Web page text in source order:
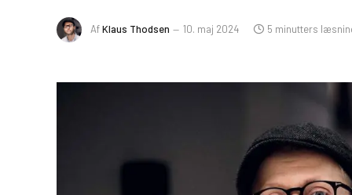
AfKlaus Thodsen 10. maj 2024 5 minutters